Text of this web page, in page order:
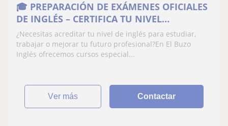
🎓 PREPARACIÓN DE EXÁMENES OFICIALES
DE INGLÉS – CERTIFICA TU NIVEL
CAMBRIDGE U OXFORD
¿Necesitas acreditar tu nivel de inglés para estudiar,
trabajar o mejorar tu futuro profesional?En El Buzo
Inglés ofrecemos cursos especial...
ver más Contactar